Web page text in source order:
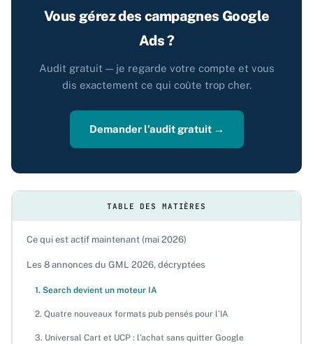
TABLE DES MATIÈRES
Ce qui est actif maintenant (mai 2026)
Les 8 annonces du GML 2026, décryptées
1. Search devient un moteur IA
2. Quatre nouveaux formats pub pensés pour l’IA
3. Universal Cart et UCP : l’achat sans quitter Google
Vous gérez des campagnes Google
Ads ?
Audit gratuit — je regarde votre compte et vous
dis exactement ce qui coûte trop cher.
Demander l’audit gratuit →